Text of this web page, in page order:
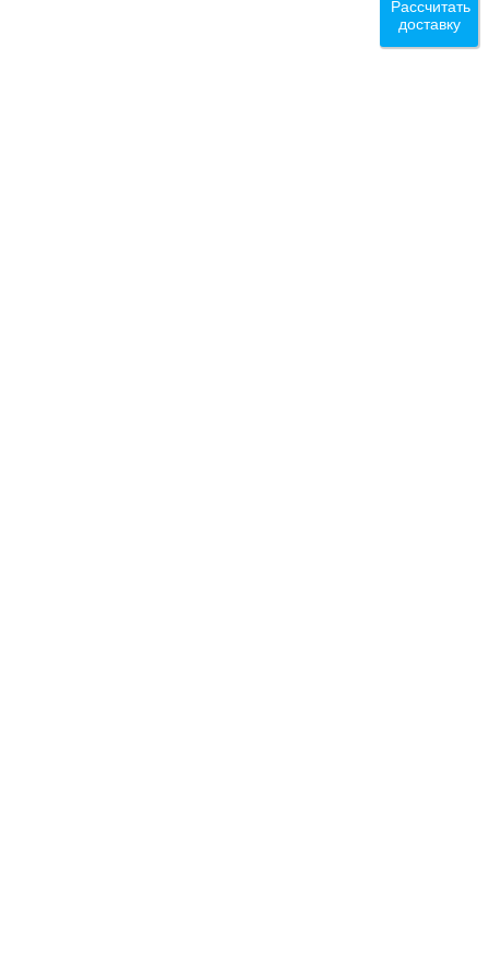
Рассчитать
доставку